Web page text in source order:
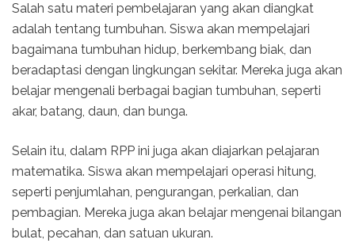
Salah satu materi pembelajaran yang akan diangkat
adalah tentang tumbuhan. Siswa akan mempelajari
bagaimana tumbuhan hidup, berkembang biak, dan
beradaptasi dengan lingkungan sekitar. Mereka juga akan
belajar mengenali berbagai bagian tumbuhan, seperti
akar, batang, daun, dan bunga.
Selain itu, dalam RPP ini juga akan diajarkan pelajaran
matematika. Siswa akan mempelajari operasi hitung,
seperti penjumlahan, pengurangan, perkalian, dan
pembagian. Mereka juga akan belajar mengenai bilangan
bulat, pecahan, dan satuan ukuran.